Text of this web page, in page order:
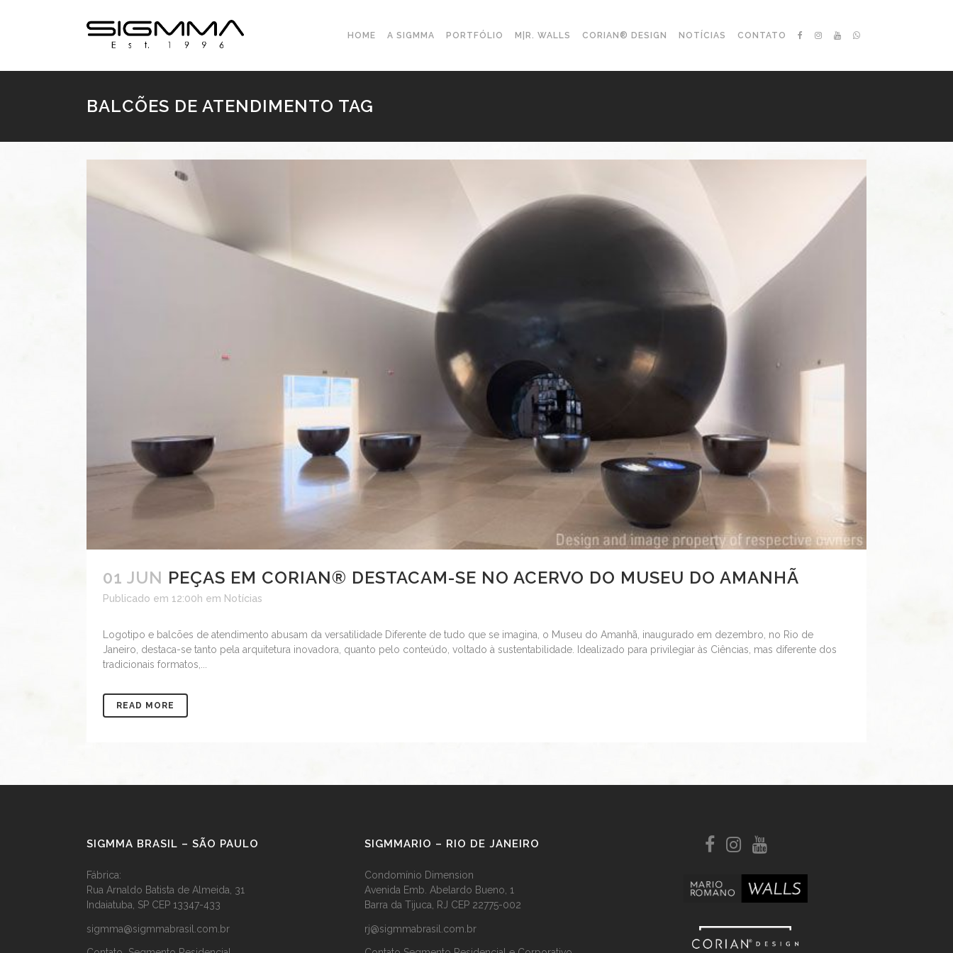
HOME A SIGMMA PORTFÓLIO M|R. WALLS CORIAN® DESIGN NOTÍCIAS CONTATO
BALCÕES DE ATENDIMENTO TAG
01 JUN PEÇAS EM CORIAN® DESTACAM-SE NO ACERVO DO MUSEU DO AMANHÃ
Publicado em 12:00h em Notícias
Logotipo e balcões de atendimento abusam da versatilidade Diferente de tudo que se imagina, o Museu do Amanhã, inaugurado em dezembro, no Rio de
Janeiro, destaca-se tanto pela arquitetura inovadora, quanto pelo conteúdo, voltado à sustentabilidade. Idealizado para privilegiar às Ciências, mas diferente dos
tradicionais formatos,...
READ MORE
SIGMMA BRASIL – SÃO PAULO
Fábrica:
Rua Arnaldo Batista de Almeida, 31
Indaiatuba, SP CEP 13347-433
sigmma@sigmmabrasil.com.br
SIGMMARIO – RIO DE JANEIRO
Condomínio Dimension
Avenida Emb. Abelardo Bueno, 1
Barra da Tijuca, RJ CEP 22775-002
rj@sigmmabrasil.com.br